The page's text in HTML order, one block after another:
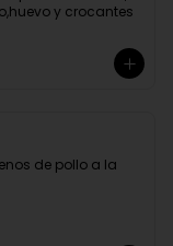
y crocantes
de pollo a la